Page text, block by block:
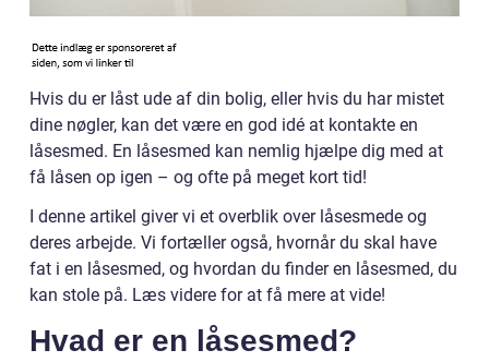
Hvis du er låst ude af din bolig, eller hvis du har mistet
dine nøgler, kan det være en god idé at kontakte en
låsesmed. En låsesmed kan nemlig hjælpe dig med at
få låsen op igen – og ofte på meget kort tid!
I denne artikel giver vi et overblik over låsesmede og
deres arbejde. Vi fortæller også, hvornår du skal have
fat i en låsesmed, og hvordan du finder en låsesmed, du
kan stole på. Læs videre for at få mere at vide!
Hvad er en låsesmed?